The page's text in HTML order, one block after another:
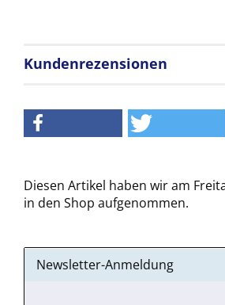
Kundenrezensionen
Diesen Artikel haben wir am
in den Shop aufgenommen.
Newsletter-Anmeldung